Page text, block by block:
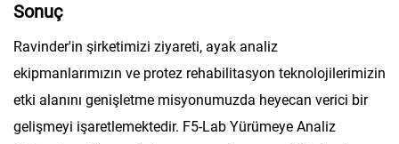
Sonuç
Ravinder'in şirketimizi ziyareti, ayak analiz
ekipmanlarımızın ve protez rehabilitasyon teknolojilerimizin
etki alanını genişletme misyonumuzda heyecan verici bir
gelişmeyi işaretlemektedir. F5-Lab Yürümeye Analiz